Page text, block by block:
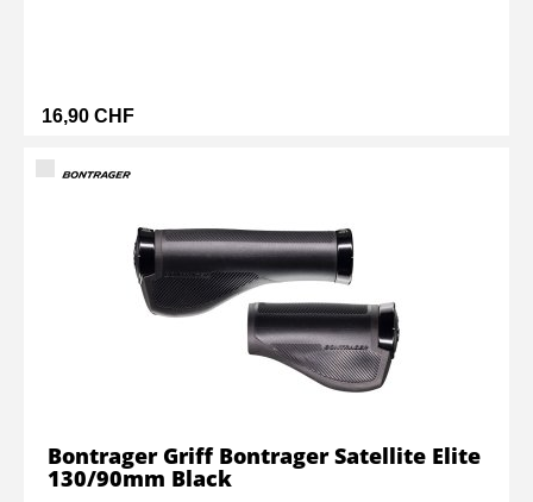
16,90 CHF
Bontrager Griff Bontrager Satellite Elite
130/90mm Black